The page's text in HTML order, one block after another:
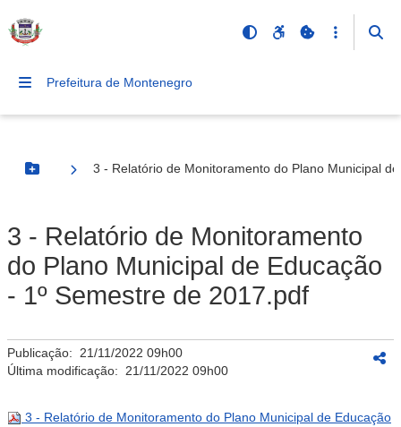
Prefeitura de Montenegro
Botão Menu
3 - Relatório de Monitoramento do Plano Municipal
3 - Relatório de Monitoramento
do Plano Municipal de Educação
- 1º Semestre de 2017.pdf
Publicação: 21/11/2022 09h00
Última modificação: 21/11/2022 09h00
3 - Relatório de Monitoramento do Plano Municipal de Educação